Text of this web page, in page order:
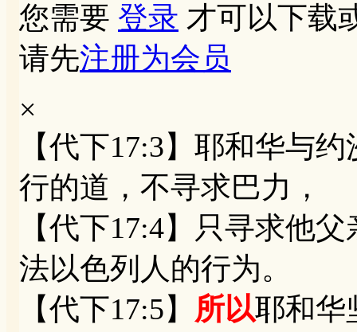
您需要 登录 才可以下载
请先注册为会员
×
【代下17:3】耶和华与
行的道，不寻求巴力，
【代下17:4】只寻求他
法以色列人的行为。
【代下17:5】 所以耶和华